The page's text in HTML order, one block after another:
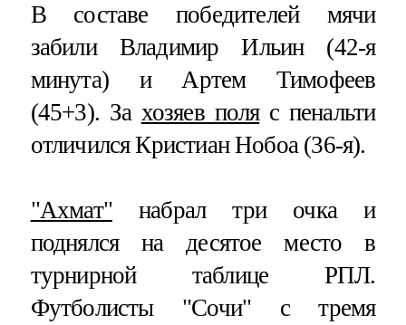
В составе победителей мячи
забили Владимир Ильин (42-я
минута) и Артем Тимофеев
(45+3). За хозяев поляс пенальти
отличился Кристиан Нобоа (36-я).
"Ахмат"набрал три очка и
поднялся на десятое место в
турнирной таблице РПЛ.
Футболисты "Сочи" с тремя